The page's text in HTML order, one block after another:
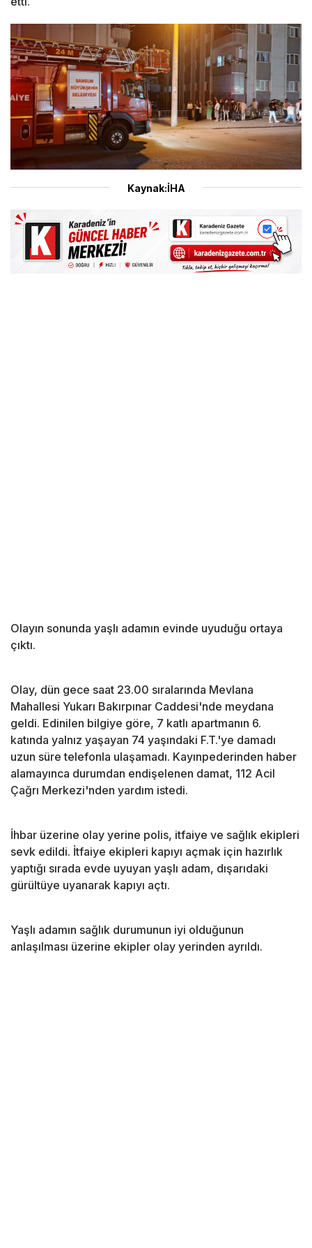
Kaynak:İHA
Olayın sonunda yaşlı adamın evinde uyuduğu ortaya
çıktı.
Olay, dün gece saat 23.00 sıralarında Mevlana
Mahallesi Yukarı Bakırpınar Caddesi'nde meydana
geldi. Edinilen bilgiye göre, 7 katlı apartmanın 6.
katında yalnız yaşayan 74 yaşındaki F.T.'ye damadı
uzun süre telefonla ulaşamadı. Kayınpederinden haber
alamayınca durumdan endişelenen damat, 112 Acil
Çağrı Merkezi'nden yardım istedi.
İhbar üzerine olay yerine polis, itfaiye ve sağlık ekipleri
sevk edildi. İtfaiye ekipleri kapıyı açmak için hazırlık
yaptığı sırada evde uyuyan yaşlı adam, dışarıdaki
gürültüye uyanarak kapıyı açtı.
Yaşlı adamın sağlık durumunun iyi olduğunun
anlaşılması üzerine ekipler olay yerinden ayrıldı.